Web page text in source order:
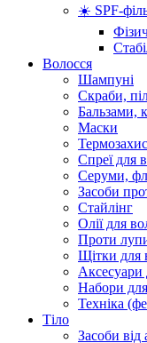
☀️ SPF-
Волосся
Шампуні
Скраби,
Бальзами,
Маски
Спреї для
Серуми,
Засоби
Стайлінг
Олії для
Проти
Щітки для
Аксесуари
Набори
Техніка
Тіло
Засоби від